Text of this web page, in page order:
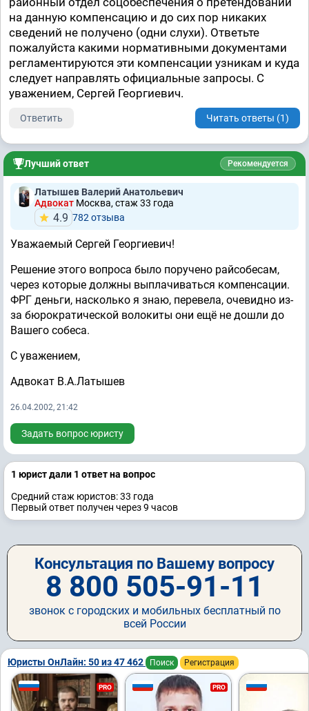
на данную компенсацию и до сих пор никаких
сведений не получено (одни слухи). Ответьте
пожалуйста какими нормативными документами
регламентируются эти компенсации узникам и куда
следует направлять официальные запросы. С
уважением, Сергей Георгиевич.
Ответить Читать ответы (1)
Лучший ответ Рекомендуется
Латышев Валерий Анатольевич
Адвокат Москва, стаж 33 годa
4.9 782 отзывa
Уважаемый Сергей Георгиевич!
Решение этого вопроса было поручено райсобесам,
через которые должны выплачиваться компенсации.
ФРГ деньги, насколько я знаю, перевела, очевидно из-
за бюрократической волокиты они ещё не дошли до
Вашего собеса.
С уважением,
Адвокат В.А.Латышев
26.04.2002, 21:42
Задать вопрос юристу
1 юрист дали 1 ответ на вопрос
Средний стаж юристов: 33 годa
Первый ответ получен через 9 часов
Консультация по Вашему вопросу
8 800 505-91-11
звонок с городских и мобильных бесплатный по
всей России
Юристы ОнЛайн: 50 из 47 462 Поиск Регистрация
PRO PRO